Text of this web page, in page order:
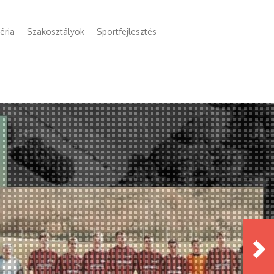
Szakosztályok Sportfejlesztés